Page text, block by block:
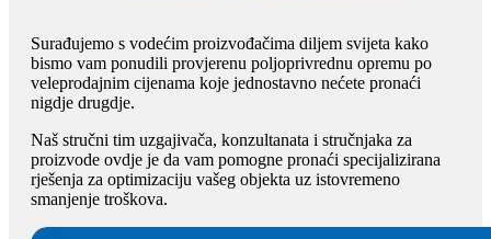
Surađujemo s vodećim proizvođačima diljem svijeta kako
bismo vam ponudili provjerenu poljoprivrednu opremu po
veleprodajnim cijenama koje jednostavno nećete pronaći
nigdje drugdje.
Naš stručni tim uzgajivača, konzultanata i stručnjaka za
proizvode ovdje je da vam pomogne pronaći specijalizirana
rješenja za optimizaciju vašeg objekta uz istovremeno
smanjenje troškova.